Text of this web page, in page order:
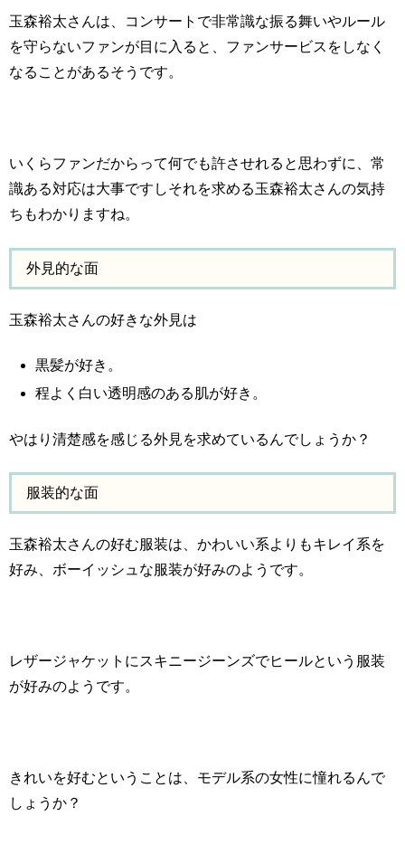
玉森裕太さんは、コンサートで非常識な振る舞いやルール
を守らないファンが目に入ると、ファンサービスをしなく
なることがあるそうです。
いくらファンだからって何でも許させれると思わずに、常
識ある対応は大事ですしそれを求める玉森裕太さんの気持
ちもわかりますね。
外見的な面
玉森裕太さんの好きな外見は
黒髪が好き。
程よく白い透明感のある肌が好き。
やはり清楚感を感じる外見を求めているんでしょうか？
服装的な面
玉森裕太さんの好む服装は、かわいい系よりもキレイ系を
好み、ボーイッシュな服装が好みのようです。
レザージャケットにスキニージーンズでヒールという服装
が好みのようです。
きれいを好むということは、モデル系の女性に憧れるんで
しょうか？